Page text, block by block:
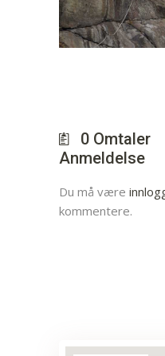
0 Omtaler
Anmeldelse
Du må være
kommentere.